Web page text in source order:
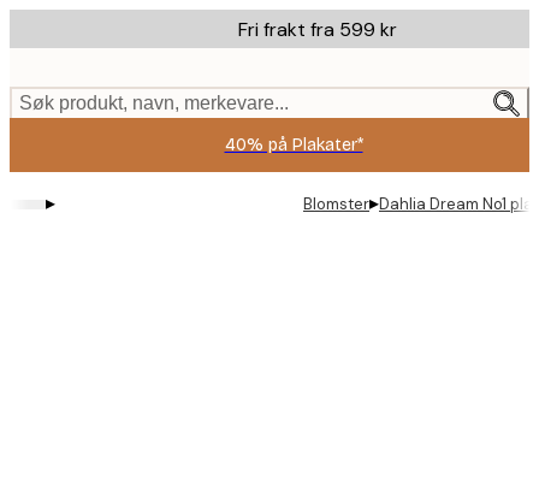
to
content.
Fri frakt fra 599 kr
Søk produkt, navn, merkevare...
40% på Plakater*
▸ Blomster▸Dahlia Dream No1